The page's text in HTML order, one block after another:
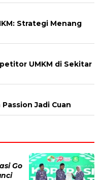
Strategi Menang
UMKM di Sekitar
Jadi Cuan
Go